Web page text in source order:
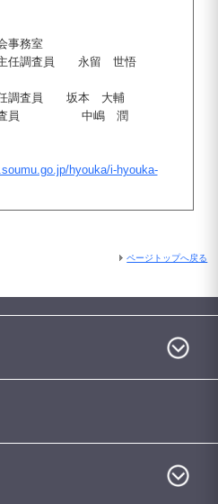
事務室
任調査員 永留 世悟
任調査員 坂本 大輔
席調査員 中嶋 潤
hyouka/i-hyouka-
ページトップへ戻る